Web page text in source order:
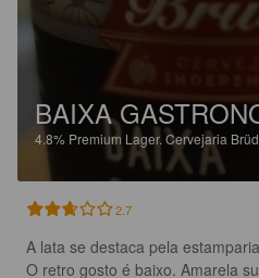
BAIXA
4.8% Premium Lager. Cervejaria
2.7
A lata se destaca pela
O retro gosto é baixo. Amarela